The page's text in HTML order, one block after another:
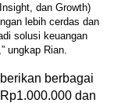
dan Growth)
lebih cerdas dan
solusi keuangan
ungkap Rian.
berbagai
dan